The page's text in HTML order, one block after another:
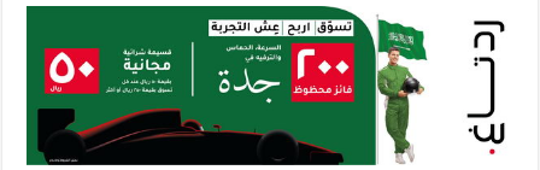
تاغ
تمنح
200
محظوظ
فرصة
بقسائم
تسوق